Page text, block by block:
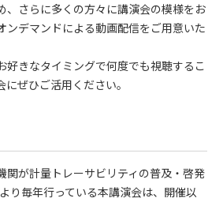
、さらに多くの方々に講演会の模様をお
ンデマンドによる動画配信をご用意いた
好きなタイミングで何度でも視聴するこ
ぜひご活用ください。
関が計量トレーサビリティの普及・啓発
り毎年行っている本講演会は、開催以